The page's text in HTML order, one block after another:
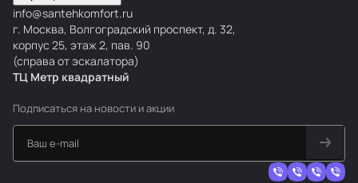
info@santehkomfort.ru
г. Москва, Волгоградский проспект, д. 32,
корпус 25, этаж 2, пав. 90
(справа от эскалатора)
ТЦ Метр квадратный
Подписаться на новости и акции